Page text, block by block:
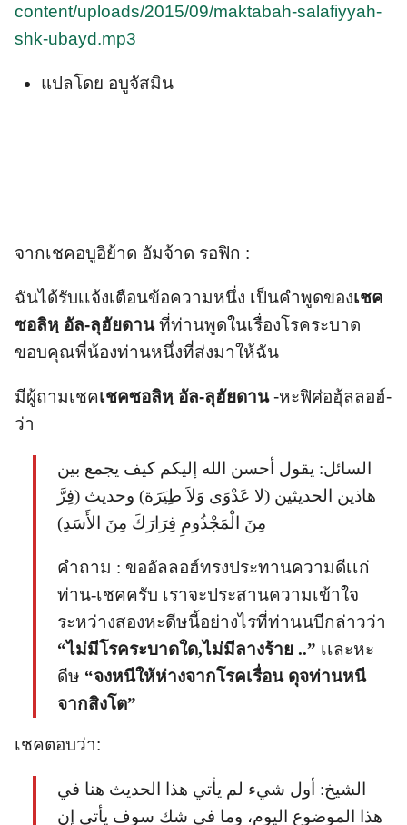
content/uploads/2015/09/maktabah-salafiyyah-
shk-ubayd.mp3
แปลโดย อบูจัสมิน
จากเชคอบูอิย้าด อัมจ้าด รอฟิก :
ฉันได้รับเเจ้งเตือนข้อความหนึ่ง เป็นคำพูดของเชค
ซอลิหฺ อัล-ลุฮัยดานที่ท่านพูดในเรื่องโรคระบาด
ขอบคุณพี่น้องท่านหนึ่งที่ส่งมาให้ฉัน
มีผู้ถามเชคเชคซอลิหฺ อัล-ลุฮัยดาน-หะฟิศ่อฮุ้ลลอฮ์-
ว่า
السائل: يقول أحسن الله إليكم كيف يجمع بين
هاذين الحديثين (لا عَدْوَى وَلاَ طِيَرَة) وحديث (فِرَّ
مِنَ الْمَجْذُومِ فِرَارَكَ مِنَ الأَسَدِ)
คำถาม : ขออัลลอฮ์ทรงประทานความดีเเก่
ท่าน-เชคครับ เราจะประสานความเข้าใจ
ระหว่างสองหะดีษนี้อย่างไรที่ท่านนบีกล่าวว่า
“ไม่มีโรคระบาดใด,ไม่มีลางร้าย ..” เเละหะ
ดีษ “จงหนีให้ห่างจากโรคเรื่อน ดุจท่านหนี
จากสิงโต”
เชคตอบว่า:
الشيخ: أول شيء لم يأتي هذا الحديث هنا في
هذا الموضوع اليوم، وما في شك سوف يأتي إن